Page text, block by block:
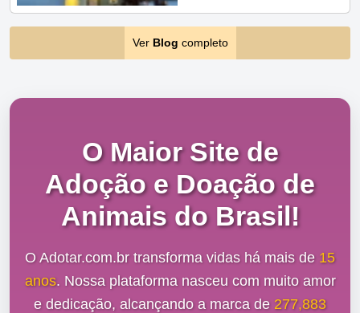
Ver Blog completo
O Maior Site de
Adoção e Doação de
Animais do Brasil!
O Adotar.com.br transforma vidas há mais de 15
anos. Nossa plataforma nasceu com muito amor
e dedicação, alcançando a marca de 277,883